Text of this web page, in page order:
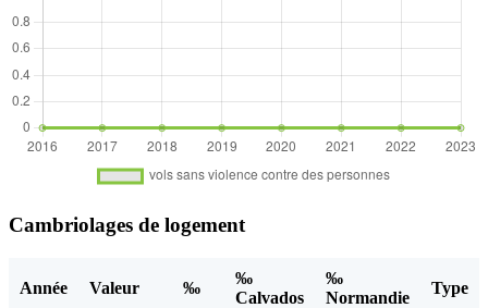
Cambriolages de logement
Année Valeur ‰
‰
Calvados
‰
Normandie
Type